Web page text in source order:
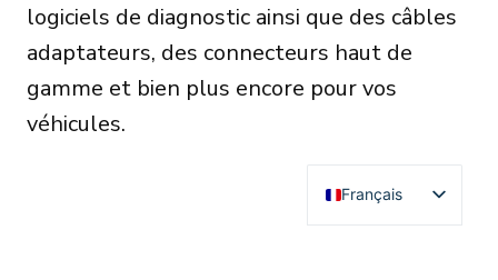
logiciels de diagnostic ainsi que des câbles
adaptateurs, des connecteurs haut de
gamme et bien plus encore pour vos
véhicules.
Français
English